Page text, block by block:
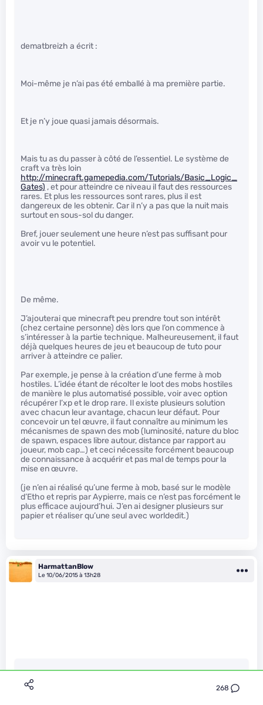
268
dematbreizh a écrit :
Moi-même je n’ai pas été emballé à ma première partie.
Et je n’y joue quasi jamais désormais.
Mais tu as du passer à côté de l’essentiel. Le système de
craft va très loin
http://minecraft.gamepedia.com/Tutorials/Basic_Logic_
Gates) , et pour atteindre ce niveau il faut des ressources
rares. Et plus les ressources sont rares, plus il est
dangereux de les obtenir. Car il n’y a pas que la nuit mais
surtout en sous-sol du danger.
Bref, jouer seulement une heure n’est pas suffisant pour
avoir vu le potentiel.
De même.
J’ajouterai que minecraft peu prendre tout son intérêt
(chez certaine personne) dès lors que l’on commence à
s’intéresser à la partie technique. Malheureusement, il faut
déjà quelques heures de jeu et beaucoup de tuto pour
arriver à atteindre ce palier.
Par exemple, je pense à la création d’une ferme à mob
hostiles. L’idée étant de récolter le loot des mobs hostiles
de manière le plus automatisé possible, voir avec option
récupérer l’xp et le drop rare. Il existe plusieurs solution
avec chacun leur avantage, chacun leur défaut. Pour
concevoir un tel œuvre, il faut connaître au minimum les
mécanismes de spawn des mob (luminosité, nature du bloc
de spawn, espaces libre autour, distance par rapport au
joueur, mob cap…) et ceci nécessite forcément beaucoup
de connaissance à acquérir et pas mal de temps pour la
mise en œuvre.
(je n’en ai réalisé qu’une ferme à mob, basé sur le modèle
d’Etho et repris par Aypierre, mais ce n’est pas forcément le
plus efficace aujourd’hui. J’en ai designer plusieurs sur
papier et réaliser qu’une seul avec worldedit.)
HarmattanBlow
Le 10/06/2015 à 13h28
eliumnick a écrit :